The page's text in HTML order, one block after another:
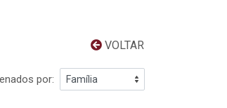
VOLTAR
por: